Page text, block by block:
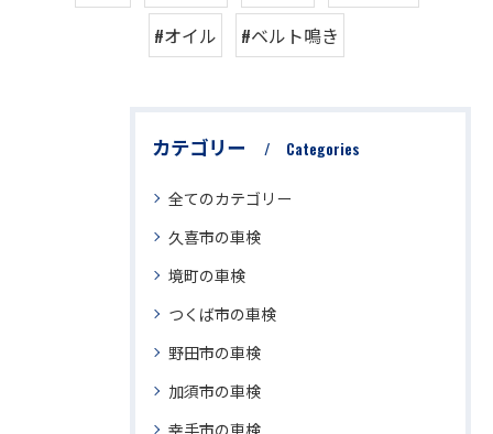
#オイル
#ベルト鳴き
カテゴリー Categories
全てのカテゴリー
久喜市の車検
境町の車検
つくば市の車検
野田市の車検
加須市の車検
幸手市の車検